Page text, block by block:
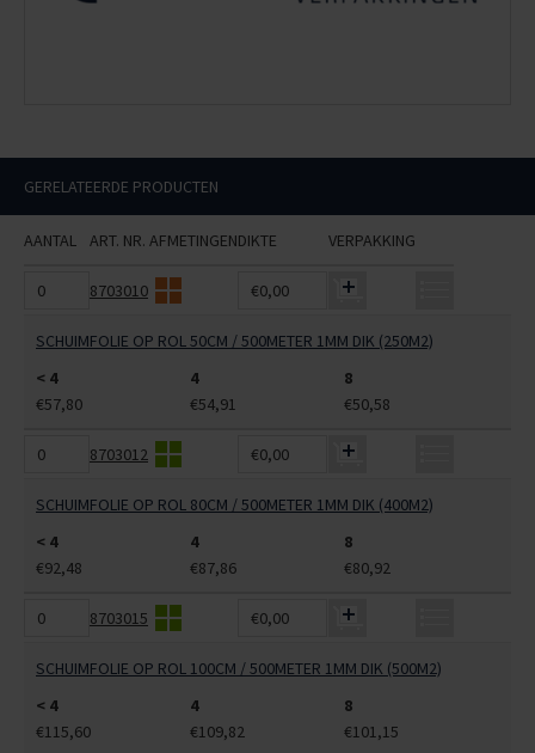
GERELATEERDE PRODUCTEN
AANTAL ART. NR. AFMETINGENDIKTE VERPAKKING
8703010 €0,00
SCHUIMFOLIE OP ROL 50CM / 500METER 1MM DIK (250M2)
< 4
4
8
€57,80
€54,91 €50,58
8703012 €0,00
SCHUIMFOLIE OP ROL 80CM / 500METER 1MM DIK (400M2)
< 4
4
8
€92,48
€87,86 €80,92
8703015 €0,00
SCHUIMFOLIE OP ROL 100CM / 500METER 1MM DIK (500M2)
< 4
4
8
€115,60
€109,82 €101,15